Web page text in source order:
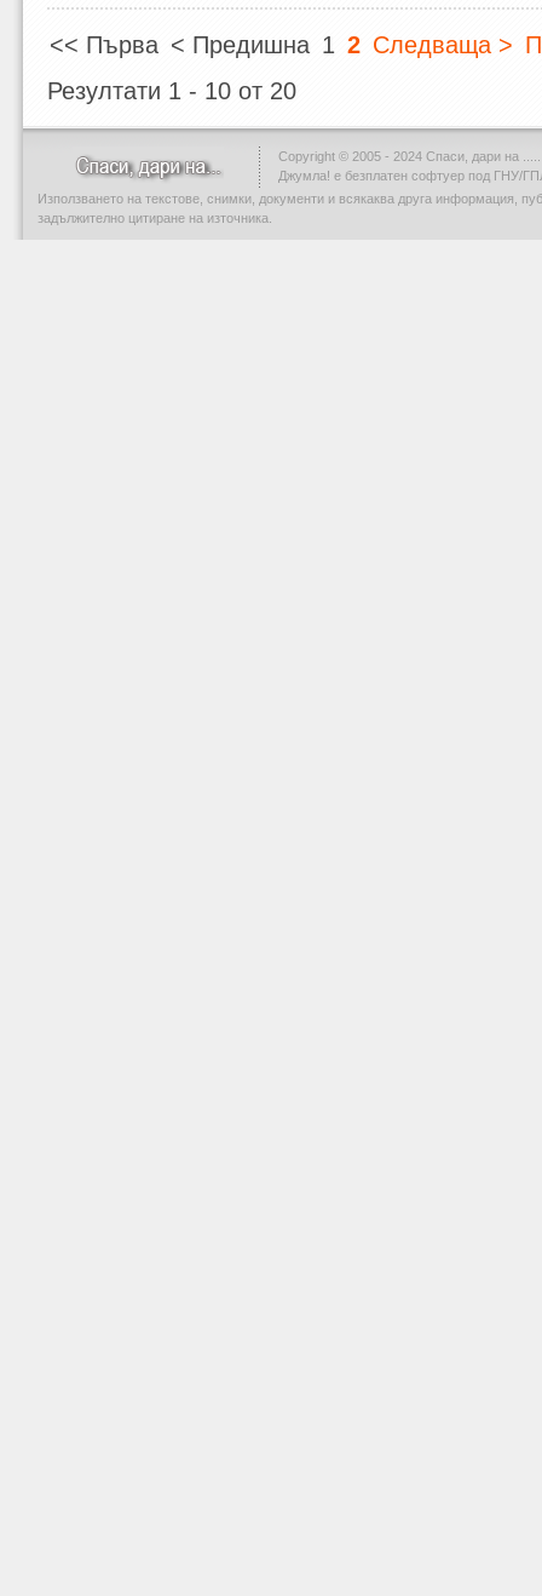
<< Първа < Предишна 1 2 Следваща >
Резултати 1 - 10 от 20
Copyright © 2005 - 2024 Спаси, дари на .....
Джумла! е безплатен софтуер под ГНУ/
Използването на текстове, снимки, документи и всякаква друга информация,
задължително цитиране на източника.